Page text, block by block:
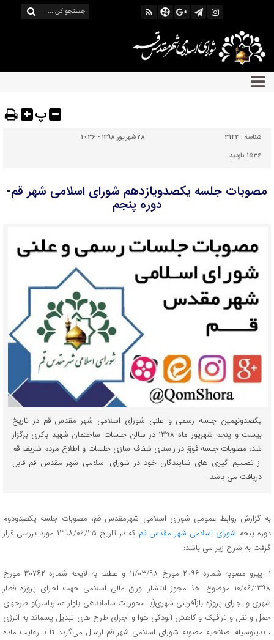
پ
شناسه : 3143
28 شهریور 1398 - 10:36
1536 بازدید
مصوبات جلسه یکصدویازدهم شورای اسلامی شهر قم-
دوره پنجم
یکصدونهمین جلسه رسمی و علنی شورای اسلامی شهر مقدس قم در تاریخ
بیست و پنجم شهریور ماه 1398 در سالن جلسات ساختمان شهید باکری برگزار
شد، مصوبات جلسه فوق در راستای شفاف سازی جلسات و اطلاع مردم شریف قم
از تصمیم گیری های نمایندگان خود در شورای اسلامی شهر مقدس قم قابل
دریافت می باشد.
به گزارش روابط عمومی شورای اسلامی شهرمقدس قم، مصوبات جلسه یکصدودوم
دوره پنجم شورای اسلامی شهر مقدس قم
که در تاریخ ۱۳۹۸/۰۶/۲۵ مورد بررسی قرار
گرفت به شرح زیر می باشد:
۱- پیرو مصوبه شماره ۲۰۹۶ مورخ ۱۱/۰۳/۹۸ و عطف به لایحه شماره ۳۰۷۶۲ مورخ
۱۰/۰۶/۱۳۹۸ موضوع اخذ مجوز انتشار اوراق مالی اسلامی جهت اجرای پروژه قطار
شهری و اجرای پروژه بازآفرینی شهری(با محوریت ساماندهی بلوار عماریاسر)و طرحهای
حمل و نقل و ترافیک و کاهش آلودگی هوا و اجرای طرح های تبدیل پسماند به انرژی
، بدینوسیله اصلاحیه مصوبه شورای اسلامی شهر قم ارسال می‌گردد تا با رعایت ماده